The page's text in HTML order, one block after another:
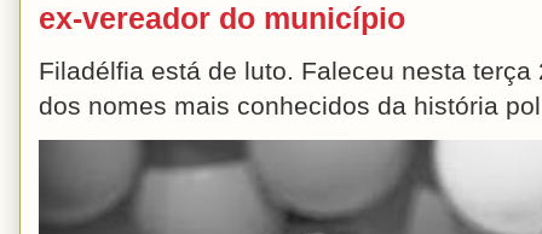
ex-vereador do município
Filadélfia está de luto. Faleceu nesta
dos nomes mais conhecidos da história